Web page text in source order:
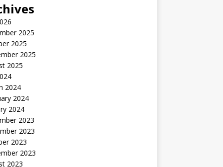
2025
2025
2025
2025
2024
2024
2024
2023
2023
2023
2023
2023